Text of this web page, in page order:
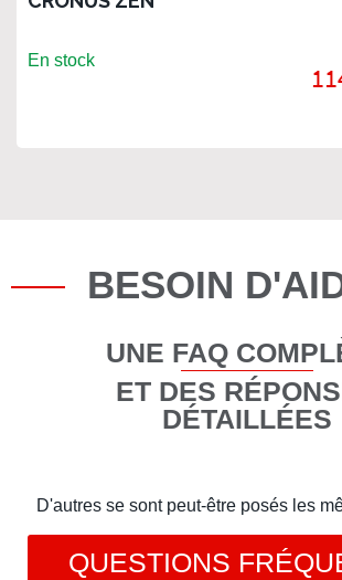
En stock
BESOIN
UNE FAQ
ET DES
DÉTAILLÉES
D'autres se sont peut-être posés les
QUESTIONS